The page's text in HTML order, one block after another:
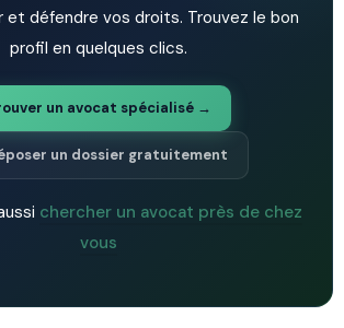
et défendre vos droits. Trouvez le bon
profil en quelques clics.
un avocat spécialisé →
un dossier gratuitement
chercher un avocat près de chez
vous